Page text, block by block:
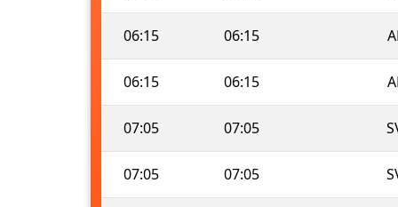
06:15 06:15
06:15 06:15
07:05 07:05
07:05 07:05